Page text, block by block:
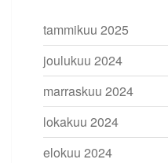
tammikuu 2025
joulukuu 2024
marraskuu 2024
lokakuu 2024
elokuu 2024